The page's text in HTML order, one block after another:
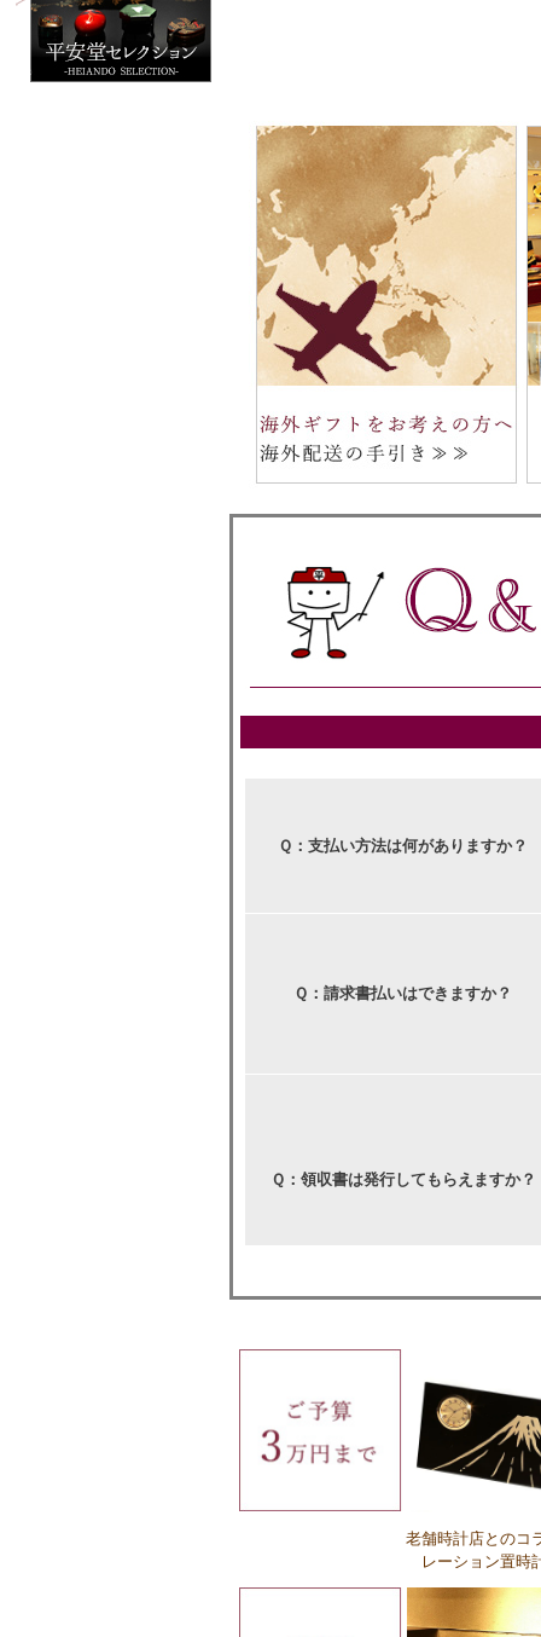
Ｑ：支払い方法は何がありますか？
Ｑ：請求書払いはできますか？
Ｑ：領収書は発行してもらえますか？
Ｑ：名入れに対応していない商品はあり
すか？
老舗時計店とのコ
レーション置時